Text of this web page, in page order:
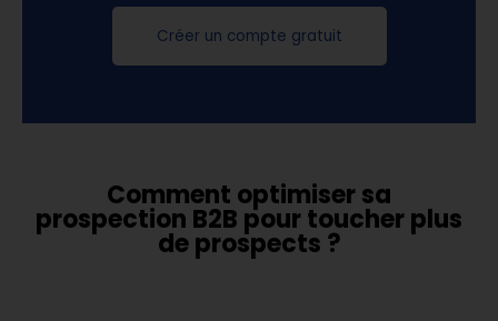
Créer un compte gratuit
Comment optimiser sa
prospection B2B pour toucher plus
de prospects ?